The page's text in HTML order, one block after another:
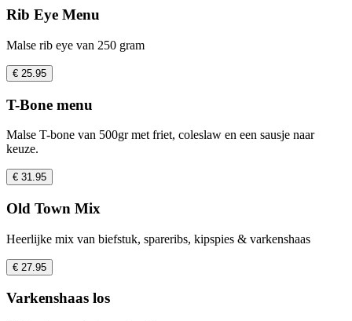
Rib Eye Menu
Malse rib eye van 250 gram
€ 25.95
T-Bone menu
Malse T-bone van 500gr met friet, coleslaw en een sausje naar
keuze.
€ 31.95
Old Town Mix
Heerlijke mix van biefstuk, spareribs, kipspies & varkenshaas
€ 27.95
Varkenshaas los